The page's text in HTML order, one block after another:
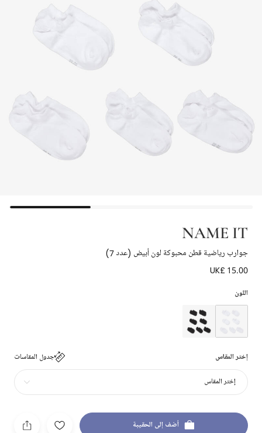
NAME IT
جوارب رياضية قطن محبوكة لون أبيض (عدد 7)
UK£ 15.00
اللون
إختر المقاس جدول المقاسات
إختر المقاس
أضف إلى الحقيبة